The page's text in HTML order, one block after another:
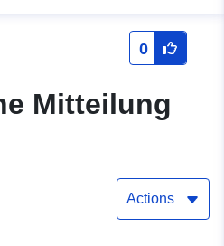
0
Mitteilung
Actions